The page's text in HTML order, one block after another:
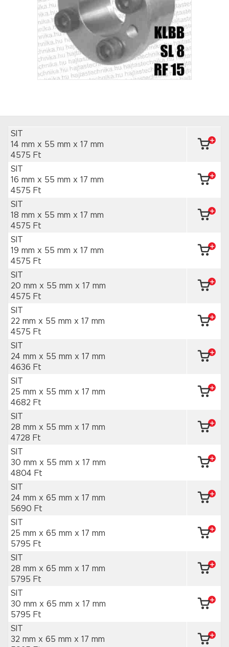
SIT
14 mm x 55 mm x 17 mm
4575 Ft
SIT
16 mm x 55 mm x 17 mm
4575 Ft
SIT
18 mm x 55 mm x 17 mm
4575 Ft
SIT
19 mm x 55 mm x 17 mm
4575 Ft
SIT
20 mm x 55 mm x 17 mm
4575 Ft
SIT
22 mm x 55 mm x 17 mm
4575 Ft
SIT
24 mm x 55 mm x 17 mm
4636 Ft
SIT
25 mm x 55 mm x 17 mm
4682 Ft
SIT
28 mm x 55 mm x 17 mm
4728 Ft
SIT
30 mm x 55 mm x 17 mm
4804 Ft
SIT
24 mm x 65 mm x 17 mm
5690 Ft
SIT
25 mm x 65 mm x 17 mm
5795 Ft
SIT
28 mm x 65 mm x 17 mm
5795 Ft
SIT
30 mm x 65 mm x 17 mm
5795 Ft
SIT
32 mm x 65 mm x 17 mm